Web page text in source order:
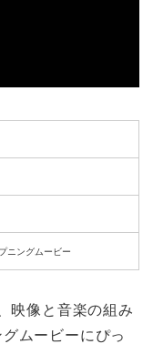
ニングムービー
映像と音楽の組み
ムービーにぴっ